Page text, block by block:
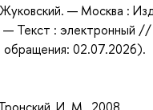
— Москва :
Текст : электронный
02.07.2026).